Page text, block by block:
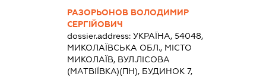
РАЗОРЬОНОВ ВОЛОДИМИР
СЕРГІЙОВИЧ
dossier.address: УКРАЇНА, 54048,
МИКОЛАЇВСЬКА ОБЛ., МІСТО
МИКОЛАЇВ, ВУЛ.ЛІСОВА
(МАТВІЇВКА)(ПН), БУДИНОК 7,